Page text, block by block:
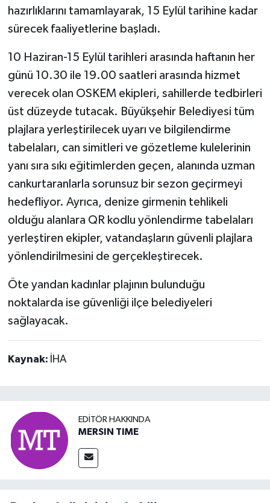
hazırlıklarını tamamlayarak, 15 Eylül tarihine kadar
sürecek faaliyetlerine başladı.
10 Haziran-15 Eylül tarihleri arasında haftanın her
günü 10.30 ile 19.00 saatleri arasında hizmet
verecek olan OSKEM ekipleri, sahillerde tedbirleri
üst düzeyde tutacak. Büyükşehir Belediyesi tüm
plajlara yerleştirilecek uyarı ve bilgilendirme
tabelaları, can simitleri ve gözetleme kulelerinin
yanı sıra sıkı eğitimlerden geçen, alanında uzman
cankurtaranlarla sorunsuz bir sezon geçirmeyi
hedefliyor. Ayrıca, denize girmenin tehlikeli
olduğu alanlara QR kodlu yönlendirme tabelaları
yerleştiren ekipler, vatandaşların güvenli plajlara
yönlendirilmesini de gerçekleştirecek.
Öte yandan kadınlar plajının bulunduğu
noktalarda ise güvenliği ilçe belediyeleri
sağlayacak.
Kaynak: İHA
EDITÖR HAKKINDA
MERSIN TIME